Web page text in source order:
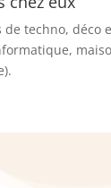
techno, déco